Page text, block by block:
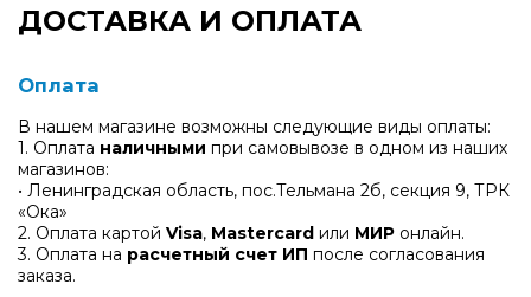
ДОСТАВКА И ОПЛАТА
Оплата
В нашем магазине возможны следующие виды оплаты:
1. Оплата наличными при самовывозе в одном из наших
магазинов:
• Ленинградская область, пос.Тельмана 2б, секция 9, ТРК
«Ока»
2. Оплата картой Visa, Mastercard или МИР онлайн.
3. Оплата на расчетный счет ИП после согласования
заказа.